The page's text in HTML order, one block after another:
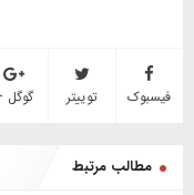
فیسبوک توییتر گوگل
مطالب مرتبط